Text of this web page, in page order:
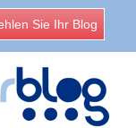
Sie Ihr Blog